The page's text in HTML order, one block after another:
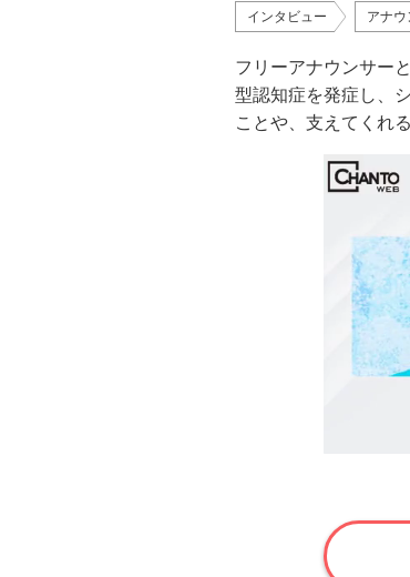
インタビュー アナウ
フリーアナウンサー
型認知症を発症し、
ことや、支えてくれ